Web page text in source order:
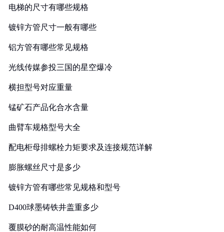
电梯的尺寸有哪些规格
镀锌方管尺寸一般有哪些
铝方管有哪些常见规格
光线传媒参投三国的星空爆冷
横担型号对应重量
锰矿石产品化合水含量
曲臂车规格型号大全
配电柜母排螺栓力矩要求及连接规范详解
膨胀螺丝尺寸是多少
镀锌方管有哪些常见规格和型号
D400球墨铸铁井盖重多少
覆膜砂的耐高温性能如何